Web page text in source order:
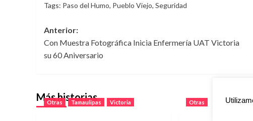
Tags: Paso del Humo, Pueblo Viejo, Seguridad
Navegación
de
entradas
Anterior:
Con Muestra Fotográfica Inicia Enfermería UAT Victoria
su 60 Aniversario
Más historias
Otras Tamaulipas Victoria Otras